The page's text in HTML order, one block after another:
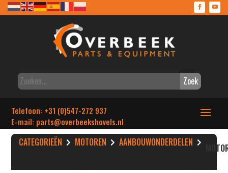
Zoek
Telefoon: +31 (0)547-272 937
E-mail: parts@overbeekshovels.nl
CATEGORIEËN MOTOREN AANBOUWONDERDELEN